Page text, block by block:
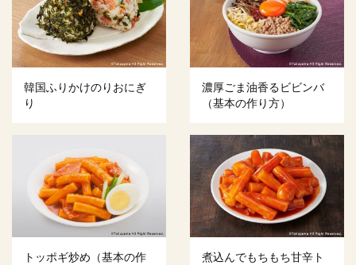
韓国ふりかけのりおにぎ
り
濃厚ごま油香るビビンバ
（基本の作り方）
トッポギ炒め（基本の作
煮込んでもちもち甘辛ト